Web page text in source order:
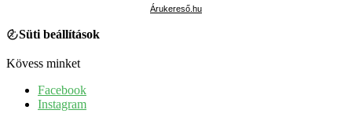
Árukereső.hu
Süti beállítások
Kövess minket
Facebook
Instagram